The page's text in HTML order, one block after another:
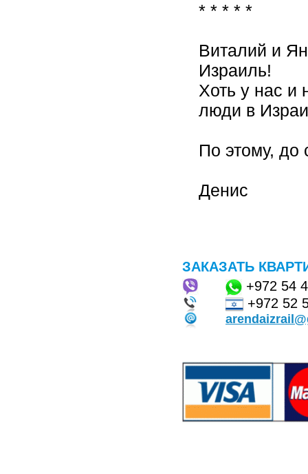
* * * * *
Виталий и
Израиль!
Хоть у нас и
люди в
По этому, до
Денис
ЗАКАЗАТЬ
+972 54
+972 52